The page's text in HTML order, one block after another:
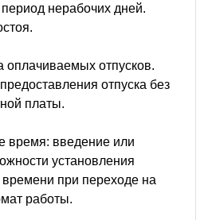
нерабочих дней.
оплачиваемых отпусков.
отпуска без
платы.
время: введение или
установления
времени при переходе на
работы.